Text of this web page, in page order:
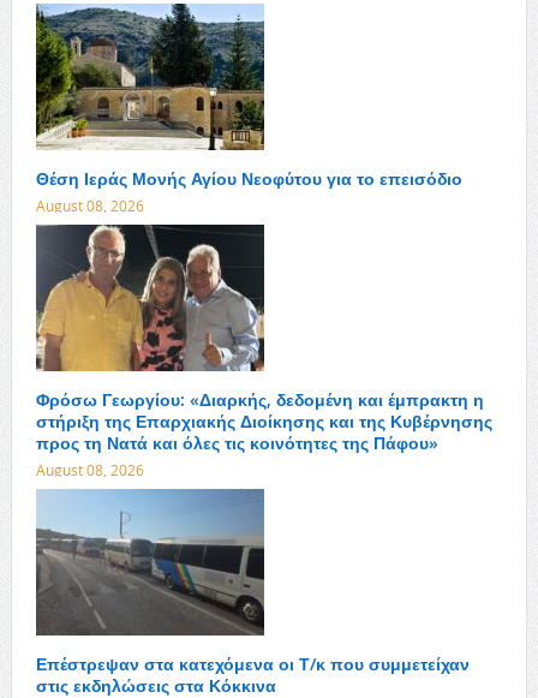
Θέση Ιεράς Μονής Αγίου Νεοφύτου για το επεισόδιο
August 08, 2026
Φρόσω Γεωργίου: «Διαρκής, δεδομένη και έμπρακτη η
στήριξη της Επαρχιακής Διοίκησης και της Κυβέρνησης
προς τη Νατά και όλες τις κοινότητες της Πάφου»
August 08, 2026
Επέστρεψαν στα κατεχόμενα οι Τ/κ που συμμετείχαν
στις εκδηλώσεις στα Κόκκινα